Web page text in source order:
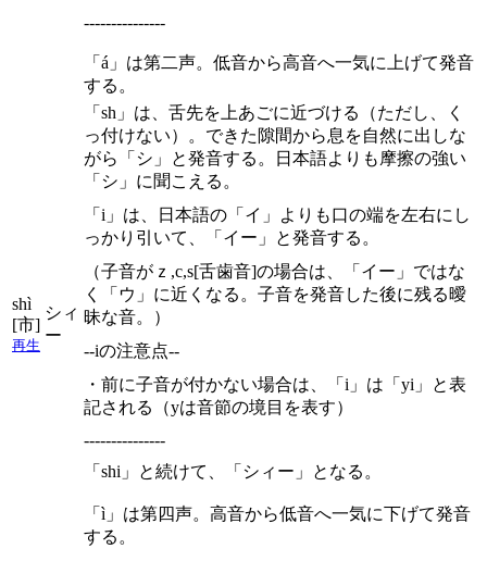
---------------
「á」は第二声。低音から高音へ一気に上げて発音
する。
shì
[市]
再生
シィ
ー
「sh」は、舌先を上あごに近づける（ただし、く
っ付けない）。できた隙間から息を自然に出しな
がら「シ」と発音する。日本語よりも摩擦の強い
「シ」に聞こえる。
「i」は、日本語の「イ」よりも口の端を左右にし
っかり引いて、「イー」と発音する。
（子音がｚ,c,s[舌歯音]の場合は、「イー」ではな
く「ウ」に近くなる。子音を発音した後に残る曖
昧な音。）
--iの注意点--
・前に子音が付かない場合は、「i」は「yi」と表
記される（yは音節の境目を表す）
---------------
「shi」と続けて、「シィー」となる。
「ì」は第四声。高音から低音へ一気に下げて発音
する。